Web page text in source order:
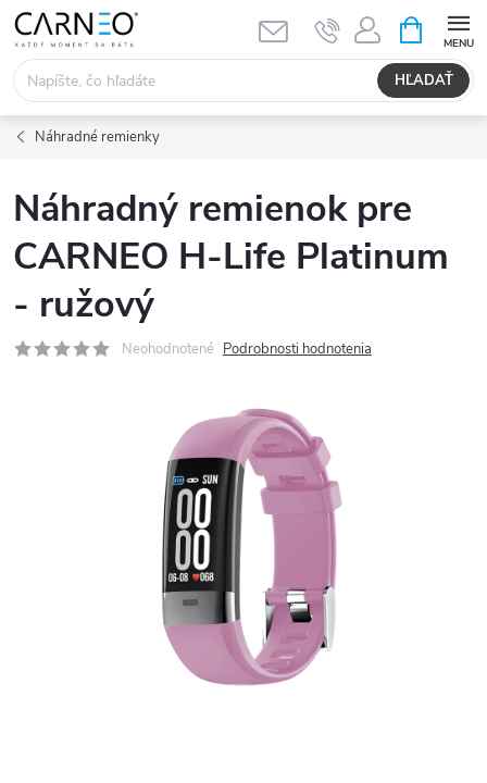
Prejsť
obsah
HĽADAŤ
KOŠÍK
Náhradné remienky
Náhradný remienok pre
CARNEO H-Life Platinum
- ružový
Neohodnotené Podrobnosti hodnotenia